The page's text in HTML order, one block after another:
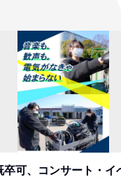
卒可、コンサート・イ